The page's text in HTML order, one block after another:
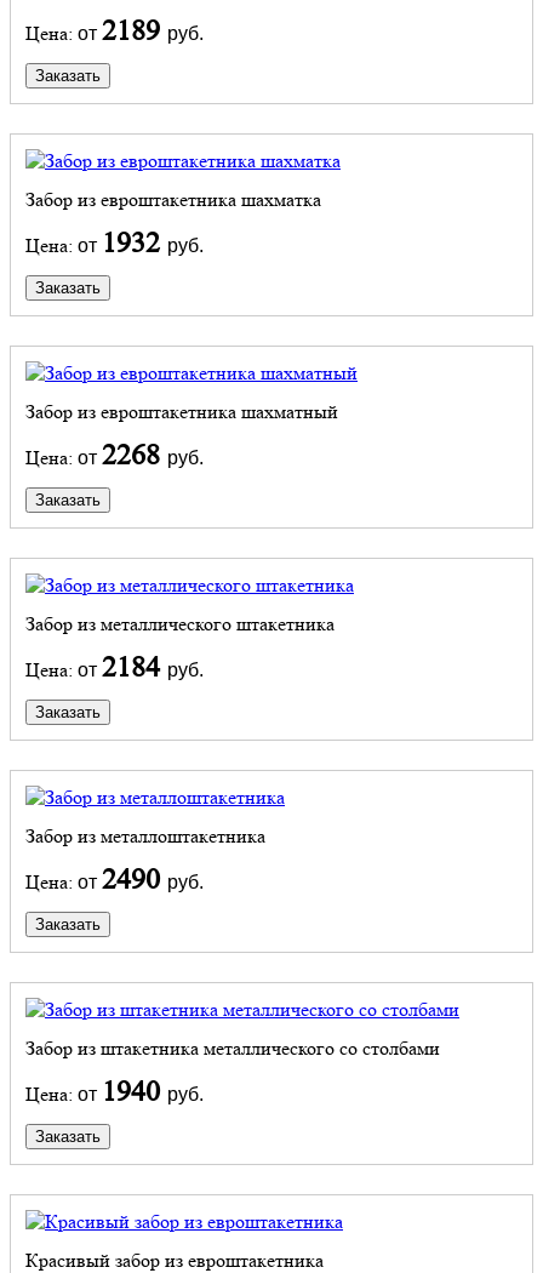
Цена: от 2189 руб.
Заказать
Забор из евроштакетника шахматка
Цена: от 1932 руб.
Заказать
Забор из евроштакетника шахматный
Цена: от 2268 руб.
Заказать
Забор из металлического штакетника
Цена: от 2184 руб.
Заказать
Забор из металлоштакетника
Цена: от 2490 руб.
Заказать
Забор из штакетника металлического со столбами
Цена: от 1940 руб.
Заказать
Красивый забор из евроштакетника